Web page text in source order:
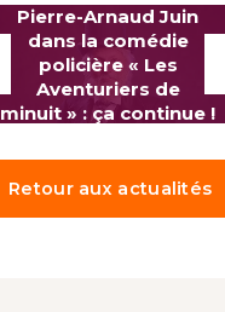
Pierre-Arnaud Juin
dans la comédie
policière « Les
Aventuriers de
minuit » : ça continue !
Retour aux actualités